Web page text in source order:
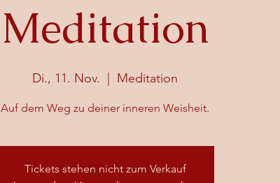
Meditation
Di., 11. Nov. Meditation
Auf dem Weg zu deiner inneren Weisheit.
Tickets stehen nicht zum Verkauf